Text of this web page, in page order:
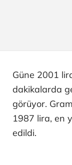
Güne 2001
dakikalarda
görüyor.
1987 lira, en
edildi.